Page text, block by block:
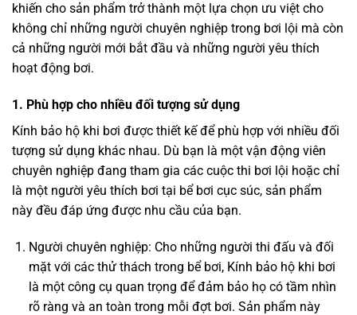
khiến cho sản phẩm trở thành một lựa chọn ưu việt cho
không chỉ những người chuyên nghiệp trong bơi lội mà còn
cả những người mới bắt đầu và những người yêu thích
hoạt động bơi.
1. Phù hợp cho nhiều đối tượng sử dụng
Kính bảo hộ khi bơi được thiết kế để phù hợp với nhiều đối
tượng sử dụng khác nhau. Dù bạn là một vận động viên
chuyên nghiệp đang tham gia các cuộc thi bơi lội hoặc chỉ
là một người yêu thích bơi tại bể bơi cục súc, sản phẩm
này đều đáp ứng được nhu cầu của bạn.
Người chuyên nghiệp: Cho những người thi đấu và đối
mặt với các thử thách trong bể bơi, Kính bảo hộ khi bơi
là một công cụ quan trọng để đảm bảo họ có tầm nhìn
rõ ràng và an toàn trong mỗi đợt bơi. Sản phẩm này